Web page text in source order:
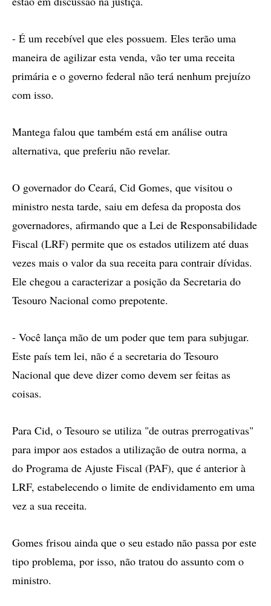
- É um recebível que eles possuem. Eles terão uma
maneira de agilizar esta venda, vão ter uma receita
primária e o governo federal não terá nenhum prejuízo
com isso.
Mantega falou que também está em análise outra
alternativa, que preferiu não revelar.
O governador do Ceará, Cid Gomes, que visitou o
ministro nesta tarde, saiu em defesa da proposta dos
governadores, afirmando que a Lei de Responsabilidade
Fiscal (LRF) permite que os estados utilizem até duas
vezes mais o valor da sua receita para contrair dívidas.
Ele chegou a caracterizar a posição da Secretaria do
Tesouro Nacional como prepotente.
- Você lança mão de um poder que tem para subjugar.
Este país tem lei, não é a secretaria do Tesouro
Nacional que deve dizer como devem ser feitas as
coisas.
Para Cid, o Tesouro se utiliza "de outras prerrogativas"
para impor aos estados a utilização de outra norma, a
do Programa de Ajuste Fiscal (PAF), que é anterior à
LRF, estabelecendo o limite de endividamento em uma
vez a sua receita.
Gomes frisou ainda que o seu estado não passa por este
tipo problema, por isso, não tratou do assunto com o
ministro.